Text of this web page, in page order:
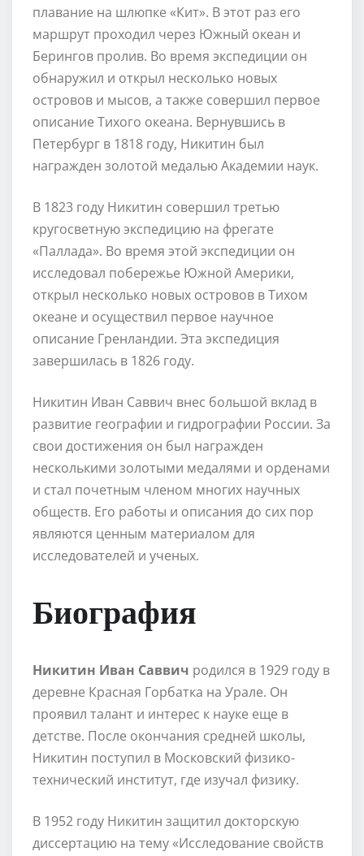
плавание на шлюпке «Кит». В этот раз его
маршрут проходил через Южный океан и
Берингов пролив. Во время экспедиции он
обнаружил и открыл несколько новых
островов и мысов, а также совершил первое
описание Тихого океана. Вернувшись в
Петербург в 1818 году, Никитин был
награжден золотой медалью Академии наук.
В 1823 году Никитин совершил третью
кругосветную экспедицию на фрегате
«Паллада». Во время этой экспедиции он
исследовал побережье Южной Америки,
открыл несколько новых островов в Тихом
океане и осуществил первое научное
описание Гренландии. Эта экспедиция
завершилась в 1826 году.
Никитин Иван Саввич внес большой вклад в
развитие географии и гидрографии России. За
свои достижения он был награжден
несколькими золотыми медалями и орденами
и стал почетным членом многих научных
обществ. Его работы и описания до сих пор
являются ценным материалом для
исследователей и ученых.
Биография
Никитин Иван Саввич родился в 1929 году в
деревне Красная Горбатка на Урале. Он
проявил талант и интерес к науке еще в
детстве. После окончания средней школы,
Никитин поступил в Московский физико-
технический институт, где изучал физику.
В 1952 году Никитин защитил докторскую
диссертацию на тему «Исследование свойств